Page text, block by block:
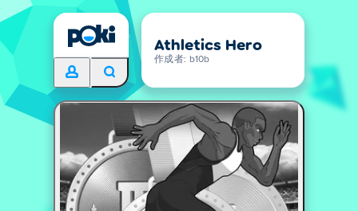
Athletics Hero
作成者: b10b